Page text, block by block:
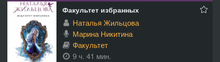
Факультет избранных
Наталья Жильцова
Марина Никитина
Факультет
9 ч. 41 мин.